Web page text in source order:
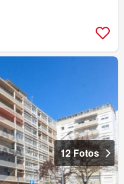
12 Fotos